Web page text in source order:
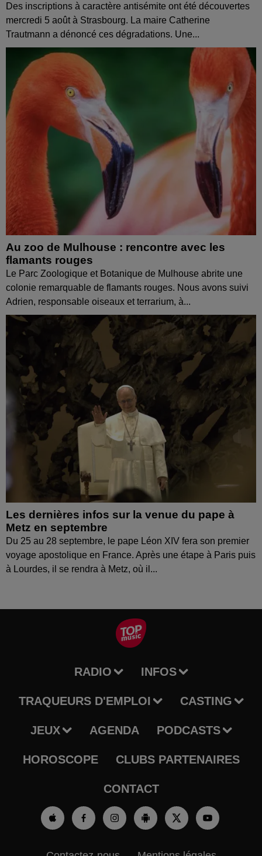
Des inscriptions à caractère antisémite ont été découvertes
mercredi 5 août à Strasbourg. La maire Catherine
Trautmann a dénoncé ces dégradations. Une...
Au zoo de Mulhouse : rencontre avec les
flamants rouges
Le Parc Zoologique et Botanique de Mulhouse abrite une
colonie remarquable de flamants rouges. Nous avons suivi
Adrien, responsable oiseaux et terrarium, à...
Les dernières infos sur la venue du pape à
Metz en septembre
Du 25 au 28 septembre, le pape Léon XIV fera son premier
voyage apostolique en France. Après une étape à Paris puis
à Lourdes, il se rendra à Metz, où il...
RADIO INFOS
TRAQUEURS D'EMPLOI CASTING
JEUX AGENDA PODCASTS
HOROSCOPE CLUBS PARTENAIRES
CONTACT